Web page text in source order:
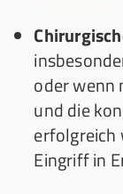
oder wenn
und die
erfolgreich
Eingriff in